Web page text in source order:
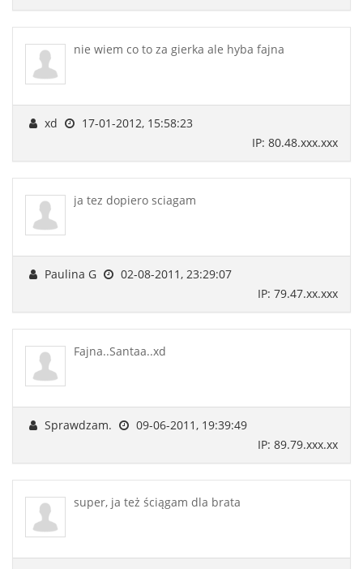
nie wiem co to za gierka ale hyba fajna
xd
17-01-2012, 15:58:23
IP: 80.48.xxx.xxx
ja tez dopiero sciagam
Paulina G
02-08-2011, 23:29:07
IP: 79.47.xx.xxx
Fajna..Santaa..xd
Sprawdzam.
09-06-2011, 19:39:49
IP: 89.79.xxx.xx
super, ja też ściągam dla brata